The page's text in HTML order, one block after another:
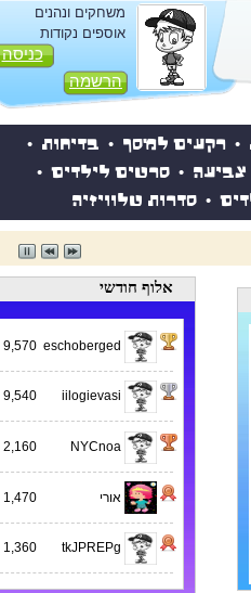
משחקים ונהנים
אוספים נקודות
כניסה
הרשמה
• רקעים למסך • בדיחות •
צביעה • סרטים לילדים •
• סדרות טלוויזיה
אלוף חודשי
9,570
9,540
2,160
אורי 1,470
1,360